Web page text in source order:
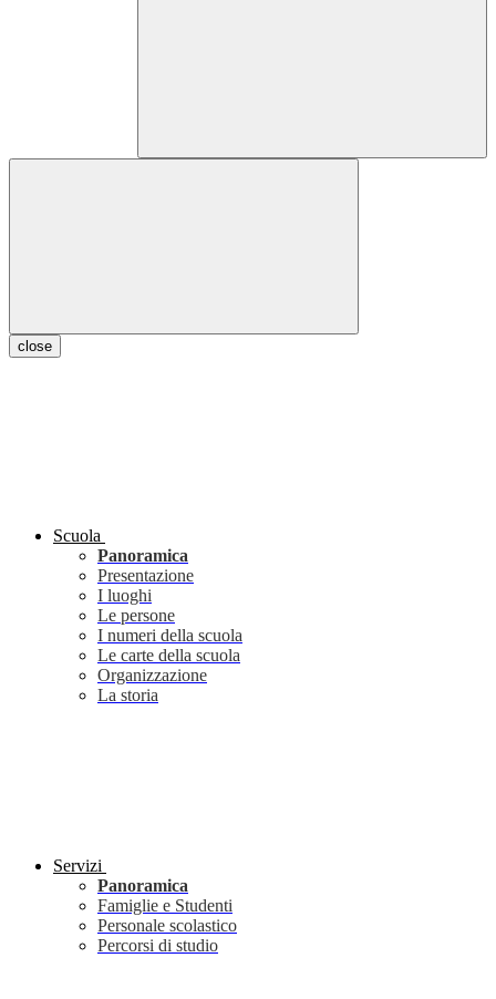
close
Scuola
Panoramica
Presentazione
I luoghi
Le persone
I numeri della scuola
Le carte della scuola
Organizzazione
La storia
Servizi
Panoramica
Famiglie e Studenti
Personale scolastico
Percorsi di studio